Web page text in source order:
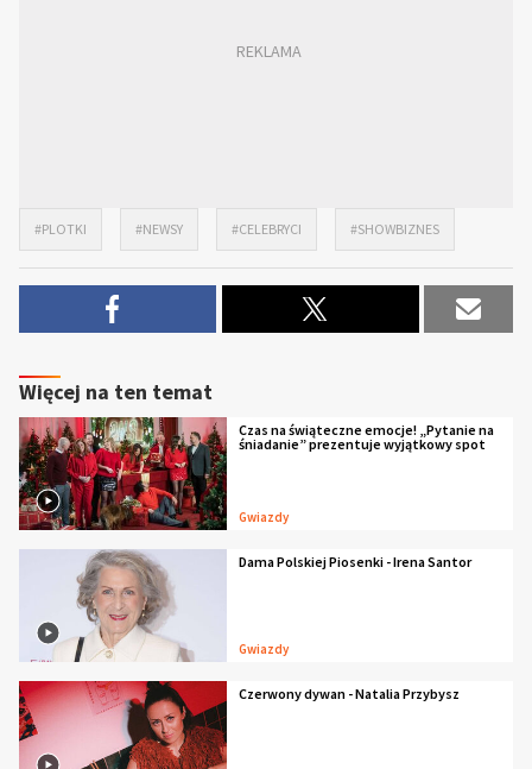
#PLOTKI #NEWSY #CELEBRYCI #SHOWBIZNES
Więcej na ten temat
Czas na świąteczne emocje! „Pytanie na
śniadanie” prezentuje wyjątkowy spot
Gwiazdy
Dama Polskiej Piosenki - Irena Santor
Gwiazdy
Czerwony dywan - Natalia Przybysz